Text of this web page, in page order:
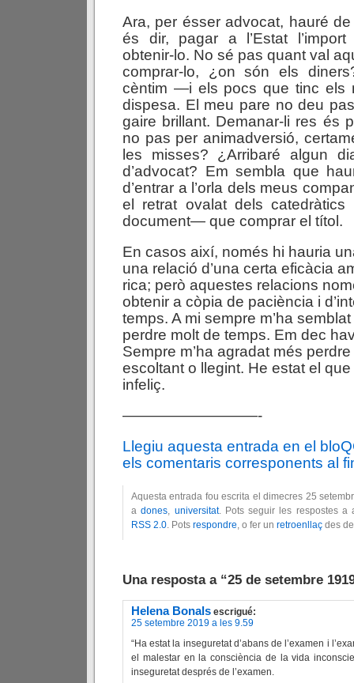
Ara, per ésser advocat, hauré
és dir, pagar a l’Estat l’import
obtenir-lo. No sé pas quant val
comprar-lo, ¿on són els
cèntim —i els pocs que tinc els
dispesa. El meu pare no deu
gaire brillant. Demanar-li res és
no pas per animadversió,
les misses? ¿Arribaré algun
d’advocat? Em sembla que
d’entrar a l’orla dels meus
el retrat ovalat dels
document— que comprar el títol.
En casos així, només hi hauria
una relació d’una certa eficàcia
rica; però aquestes relacions
obtenir a còpia de paciència i
temps. A mi sempre m’ha
perdre molt de temps. Em dec
Sempre m’ha agradat més
escoltant o llegint. He estat el
infeliç.
—————————-
Llegiu aquesta entrada en el
els comentaris corresponents al
Aquesta entrada fou escrita el dimecres 25
adones, universitat. Pots seguir les respostes a
RSS 2.0. Pots respondre, o fer un retroenllaç des
Una resposta a “25 de setembre
Helena Bonals escrigué:
25 setembre 2019 a les 9.59
“Ha estat la inseguretat d’abans de l’examen i
el malestar en la consciència de la vida
inseguretat després de l’examen.